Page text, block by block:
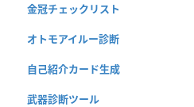
金冠チェックリスト
オトモアイルー診断
自己紹介カード生成
武器診断ツール